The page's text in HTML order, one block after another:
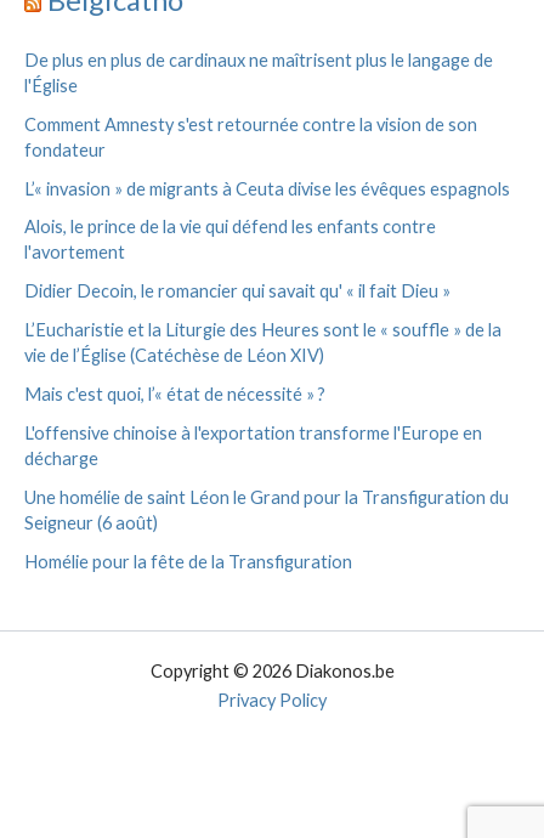
i
e
s
De plus en plus de cardinaux ne maîtrisent plus le langage de
l'Église
Comment Amnesty s'est retournée contre la vision de son
fondateur
L’« invasion » de migrants à Ceuta divise les évêques espagnols
Alois, le prince de la vie qui défend les enfants contre
l'avortement
Didier Decoin, le romancier qui savait qu' « il fait Dieu »
L’Eucharistie et la Liturgie des Heures sont le « souffle » de la
vie de l’Église (Catéchèse de Léon XIV)
Mais c'est quoi, l’« état de nécessité » ?
L'offensive chinoise à l'exportation transforme l'Europe en
décharge
Une homélie de saint Léon le Grand pour la Transfiguration du
Seigneur (6 août)
Homélie pour la fête de la Transfiguration
Copyright © 2026 Diakonos.be
Privacy Policy